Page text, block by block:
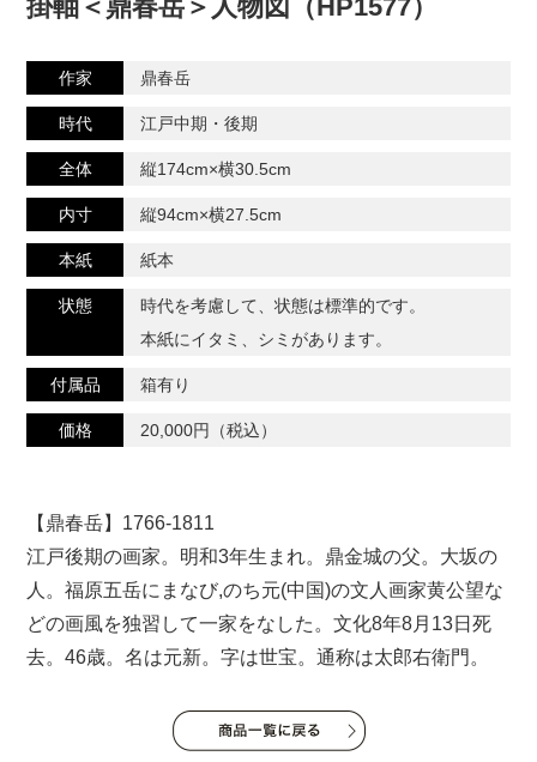
掛軸＜鼎春岳＞人物図（HP1577）
作家 鼎春岳
時代 江戸中期・後期
全体 縦174cm×横30.5cm
内寸 縦94cm×横27.5cm
本紙 紙本
状態
時代を考慮して、状態は標準的です。
本紙にイタミ、シミがあります。
付属品 箱有り
価格 20,000円（税込）
【鼎春岳】1766-1811
江戸後期の画家。明和3年生まれ。鼎金城の父。大坂の
人。福原五岳にまなび,のち元(中国)の文人画家黄公望な
どの画風を独習して一家をなした。文化8年8月13日死
去。46歳。名は元新。字は世宝。通称は太郎右衛門。